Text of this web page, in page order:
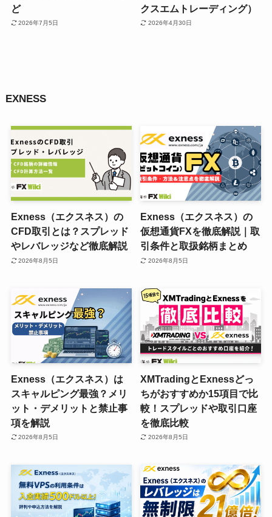
ど
2026年7月5日
クスエムトレーディング）
2026年4月30日
EXNESS
Exness（エクスネス）の
CFD取引とは？スプレッド
やレバレッジなど徹底解説
2026年8月5日
Exness（エクスネス）の
仮想通貨FXを徹底解説｜取
引条件と取扱銘柄まとめ
2026年8月5日
Exness（エクスネス）は
スキャルピング最強？メリ
ット・デメリットと禁止事
項を解説
2026年8月5日
XMTradingとExnessどっ
ちがおすすめか15項目で比
較！スプレッドや取引口座
を徹底比較
2026年8月5日